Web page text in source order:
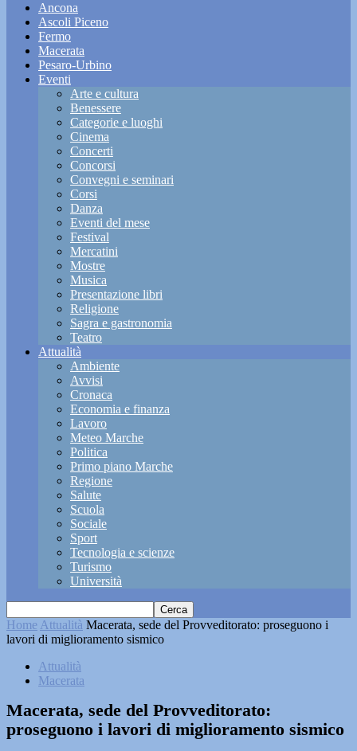
Ancona
Ascoli Piceno
Fermo
Macerata
Pesaro-Urbino
Eventi
Arte e cultura
Benessere
Categorie e luoghi
Cinema
Concerti
Concorsi
Convegni e seminari
Corsi
Danza
Eventi del mese
Festival
Mercatini
Mostre
Musica
Presentazione libri
Religione
Sagra e gastronomia
Teatro
Attualità
Ambiente
Avvisi
Cronaca
Economia e finanza
Lavoro
Meteo Marche
Politica
Primo piano Marche
Regione
Salute
Scuola
Sociale
Sport
Tecnologia e scienze
Turismo
Università
Home Attualità Macerata, sede del Provveditorato: proseguono i
lavori di miglioramento sismico
Attualità
Macerata
Macerata, sede del Provveditorato:
proseguono i lavori di miglioramento sismico